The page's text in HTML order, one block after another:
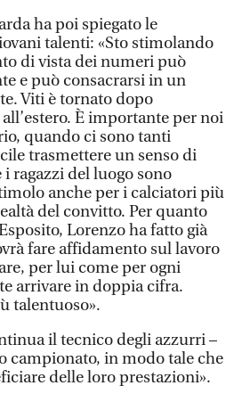
ha poi spiegato le
talenti: «Sto stimolando
di vista dei numeri può
e può consacrarsi in un
Viti è tornato dopo
È importante per noi
quando ci sono tanti
trasmettere un senso di
ragazzi del luogo sono
anche per i calciatori più
del convitto. Per quanto
Lorenzo ha fatto già
fare affidamento sul lavoro
per lui come per ogni
arrivare in doppia cifra.
talentuoso».
il tecnico degli azzurri –
campionato, in modo tale che
delle loro prestazioni».